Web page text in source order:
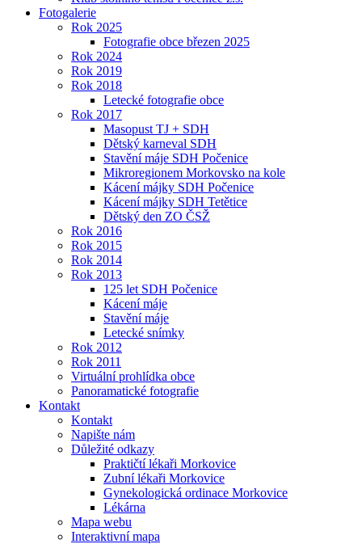
Fotogalerie
Rok 2025
Fotografie obce březen 2025
Rok 2024
Rok 2019
Rok 2018
Letecké fotografie obce
Rok 2017
Masopust TJ + SDH
Dětský karneval SDH
Stavění máje SDH Počenice
Mikroregionem Morkovsko na kole
Kácení májky SDH Počenice
Kácení májky SDH Tetětice
Dětský den ZO ČSŽ
Rok 2016
Rok 2015
Rok 2014
Rok 2013
125 let SDH Počenice
Kácení máje
Stavění máje
Letecké snímky
Rok 2012
Rok 2011
Virtuální prohlídka obce
Panoramatické fotografie
Kontakt
Kontakt
Napište nám
Důležité odkazy
Praktičtí lékaři Morkovice
Zubní lékaři Morkovice
Gynekologická ordinace Morkovice
Lékárna
Mapa webu
Interaktivní mapa